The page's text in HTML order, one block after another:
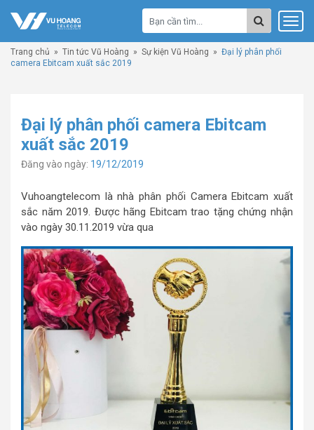
Trang chủ » Tin tức Vũ Hoàng » Sự kiện Vũ Hoàng » Đại lý phân phối
camera Ebitcam xuất sắc 2019
Đại lý phân phối camera Ebitcam
xuất sắc 2019
Đăng vào ngày: 19/12/2019
Vuhoangtelecom là nhà phân phối Camera Ebitcam xuất
sắc năm 2019. Được hãng Ebitcam trao tặng chứng nhận
vào ngày 30.11.2019 vừa qua